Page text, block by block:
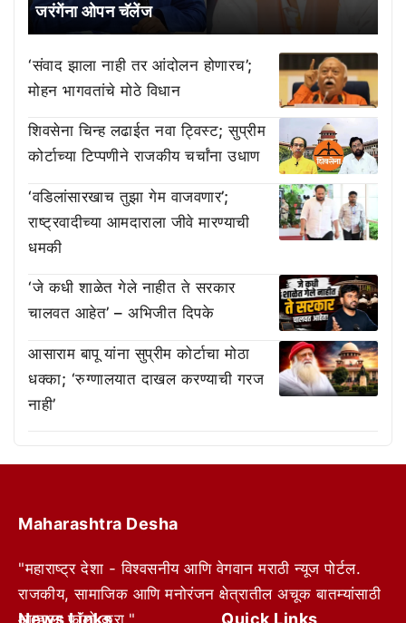
जरंगेंना ओपन चॅलेंज
‘संवाद झाला नाही तर आंदोलन होणारच’;
मोहन भागवतांचे मोठे विधान
शिवसेना चिन्ह लढाईत नवा ट्विस्ट; सुप्रीम
कोर्टाच्या टिप्पणीने राजकीय चर्चांना उधाण
‘वडिलांसारखाच तुझा गेम वाजवणार’;
राष्ट्रवादीच्या आमदाराला जीवे मारण्याची
धमकी
‘जे कधी शाळेत गेले नाहीत ते सरकार
चालवत आहेत’ – अभिजीत दिपके
आसाराम बापू यांना सुप्रीम कोर्टाचा मोठा
धक्का; ‘रुग्णालयात दाखल करण्याची गरज
नाही’
Maharashtra Desha
"महाराष्ट्र देशा - विश्वसनीय आणि वेगवान मराठी न्यूज पोर्टल.
राजकीय, सामाजिक आणि मनोरंजन क्षेत्रातील अचूक बातम्यांसाठी
आम्हाला फॉलो करा."
News Links Quick Links